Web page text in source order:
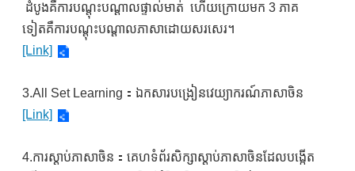
ដំបូងគឺការបណ្តុះបណ្តាលផ្ទាល់មាត់ ហើយក្រោយមក 3 ភាគ
ទៀតគឺការបណ្តុះបណ្តាលភាសាដោយសរសេរ។
[Link]
3.All Set Learning：ឯកសារបង្រៀនវេយ្យាករណ៍ភាសាចិន
[Link]
4.ការស្តាប់ភាសាចិន：គេហទំព័រសិក្សាស្តាប់ភាសាចិនដែលបង្កើត